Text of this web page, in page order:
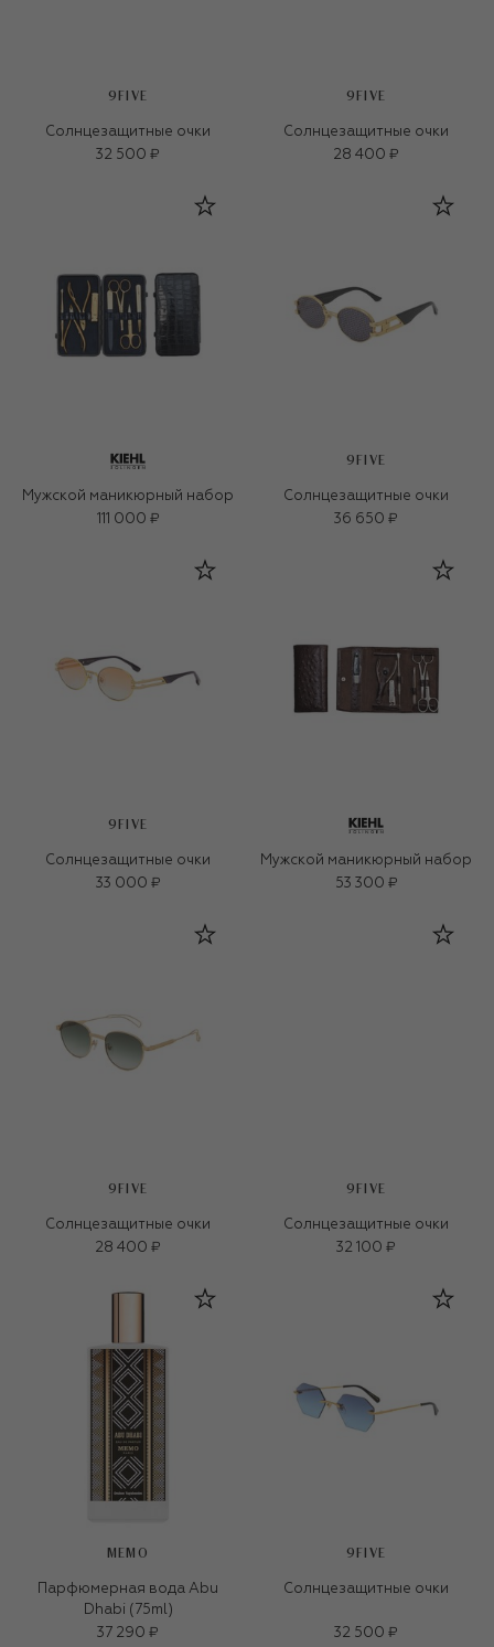
9FIVE
Солнцезащитные очки
32 500 ₽
9FIVE
Солнцезащитные очки
28 400 ₽
Мужской маникюрный набор
111 000 ₽
9FIVE
Солнцезащитные очки
36 650 ₽
9FIVE
Солнцезащитные очки
33 000 ₽
Мужской маникюрный набор
53 300 ₽
9FIVE
Солнцезащитные очки
28 400 ₽
9FIVE
Солнцезащитные очки
32 100 ₽
MEMO
Парфюмерная вода Abu
Dhabi (75ml)
37 290 ₽
9FIVE
Солнцезащитные очки
32 500 ₽